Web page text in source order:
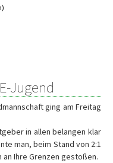
Jugend
ging am Freitag
in allen belangen klar
man, beim Stand von 2:1
Ihre Grenzen gestoßen.